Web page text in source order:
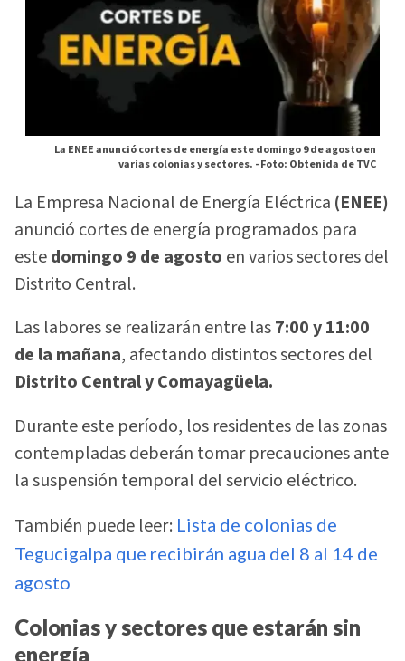
La ENEE anunció cortes de energía este domingo 9 de agosto en
varias colonias y sectores. -Foto: Obtenida de TVC
La Empresa Nacional de Energía Eléctrica (ENEE)
anunció cortes de energía programados para
estedomingo 9 de agosto en varios sectores del
Distrito Central.
Las labores se realizarán entre las7:00 y 11:00
de la mañana, afectando distintos sectores del
Distrito Central y Comayagüela.
Durante este período, los residentes de las zonas
contempladas deberán tomar precauciones ante
la suspensión temporal del servicio eléctrico.
También puede leer: Lista de colonias de
Tegucigalpa que recibirán agua del 8 al 14 de
agosto
Colonias y sectores que estarán sin
energía